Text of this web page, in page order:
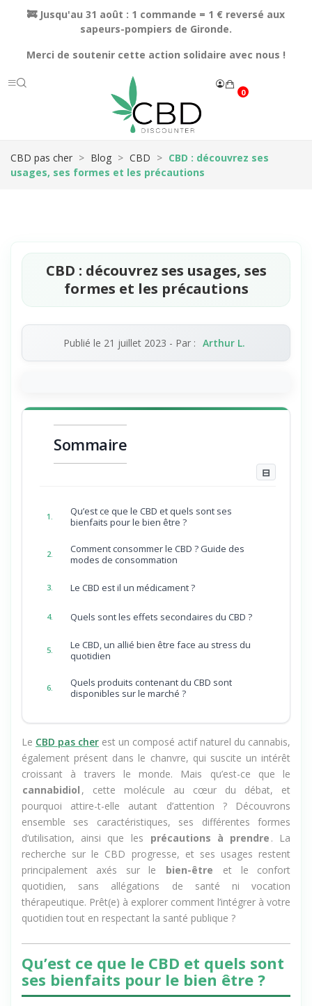
🚒 Jusqu'au 31 août : 1 commande = 1 € reversé aux
sapeurs-pompiers de Gironde.
Merci de soutenir cette action solidaire avec nous !
0
CBD pas cher Blog CBD
CBD : découvrez ses
usages, ses formes et les précautions
CBD : découvrez ses usages, ses
formes et les précautions
Publié le 21 juillet 2023 - Par : Arthur L.
Sommaire
Qu’est ce que le CBD et quels sont ses
Comment consommer le CBD ? Guide des
Le CBD, un allié bien être face au stress du
Quels produits contenant du CBD sont
LeCBD pas cherest un composé actif naturel du cannabis,
également présent dans le chanvre, qui suscite un intérêt
croissant à travers le monde. Mais qu’est-ce que le
cannabidiol, cette molécule au cœur du débat, et
pourquoi attire-t-elle autant d’attention ? Découvrons
ensemble ses caractéristiques, ses différentes formes
d’utilisation, ainsi que lesprécautions à prendre. La
recherche sur le CBD progresse, et ses usages restent
principalement axés sur le
bien-êtreet le confort
quotidien, sans allégations de santé ni vocation
thérapeutique. Prêt(e) à explorer comment l’intégrer à votre
Qu’est ce que le CBD et quels sont
ses bienfaits pour le bien être ?